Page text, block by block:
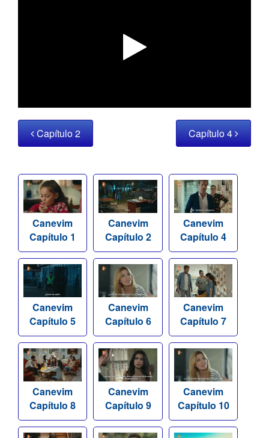
Capítulo 2 Capítulo 4
Canevim
Capítulo 1
Canevim
Capítulo 2
Canevim
Capítulo 4
Canevim
Capítulo 5
Canevim
Capítulo 6
Canevim
Capítulo 7
Canevim
Capítulo 8
Canevim
Capítulo 9
Canevim
Capítulo 10